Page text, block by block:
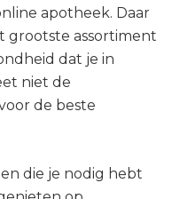
apotheek. Daar
grootste assortiment
dat je in
niet de
de beste
die je nodig hebt